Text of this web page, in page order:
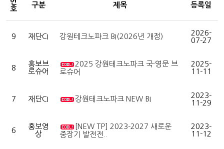
호
구분 제목 등록일
9 재단CI 강원테크노파크 BI(2026년 개정)
2026-
07-27
8
홍보브
로슈어
2025 강원테크노파크 국·영문 브
로슈어
2025-
11-11
7 재단CI 강원테크노파크 NEW BI
2023-
11-29
6
홍보영
상
[NEW TP] 2023-2027 새로운
중장기 발전전..
2023-
11-12